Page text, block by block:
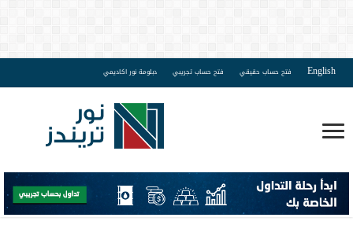
English فتح حساب حقيقي فتح حساب تجريبي دبلومة نور اكاديمي